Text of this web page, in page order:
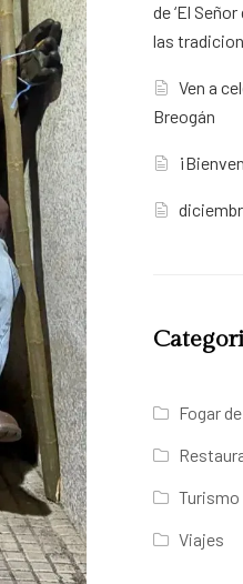
de ‘El
las
Ven a
Breogán
Fogar
Turismo
Viajes